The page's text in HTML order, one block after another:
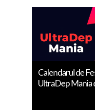
Calendarul de
UltraDep Mania